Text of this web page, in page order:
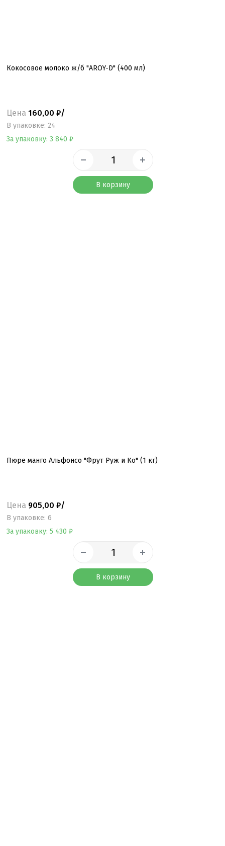
Кокосовое молоко ж/б "AROY-D" (400 мл)
Цена 160,00 ₽/
B упаковке: 24
За упаковку: 3 840 ₽
В корзину
Пюре манго Альфонсо "Фрут Руж и Ко" (1 кг)
Цена 905,00 ₽/
B упаковке: 6
За упаковку: 5 430 ₽
В корзину